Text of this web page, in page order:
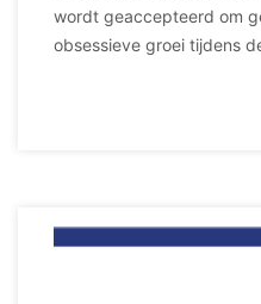
wordt geaccepteerd om
obsessieve groei tijdens